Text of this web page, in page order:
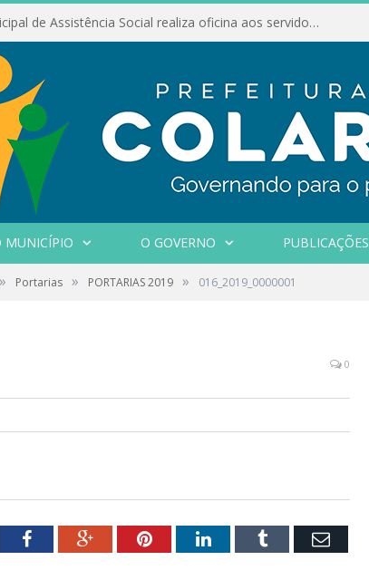
Conselho Municipal de Assistência Social realiza oficina aos servidores
MUNICÍPIO O GOVERNO PUBLICAÇÕES
» Portarias » PORTARIAS 2019 » 016_2019_0000001
0
FacebookGoogle+PinterestLinkedInTumblr Email